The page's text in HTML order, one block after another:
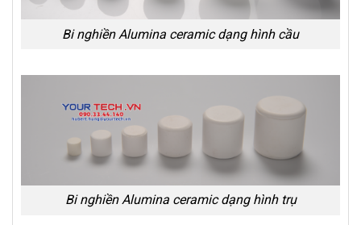
Bi nghiền Alumina ceramic dạng hình cầu
Bi nghiền Alumina ceramic dạng hình trụ